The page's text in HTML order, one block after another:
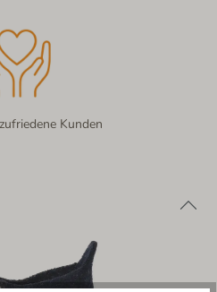
Kunden